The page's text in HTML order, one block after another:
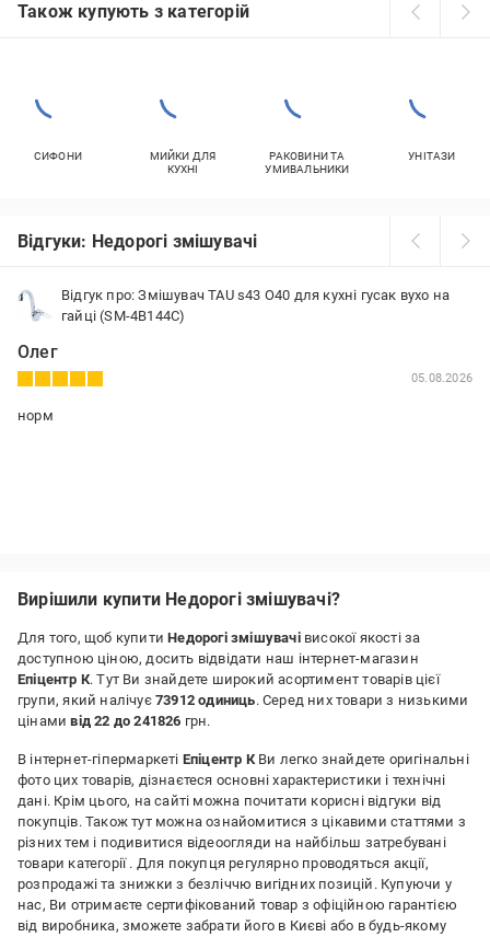
Також купують з категорій
СИФОНИ
МИЙКИ ДЛЯ
КУХНІ
РАКОВИНИ ТА
УМИВАЛЬНИКИ
УНІТАЗИ
Відгуки: Недорогі змішувачі
Відгук про: Змішувач TAU s43 O40 для кухні гусак вухо на
гайці (SM-4B144C)
Олег
05.08.2026
норм
Вирішили купити Недорогі змішувачі?
Для того, щоб купитиНедорогі змішувачівисокої якості за
доступною ціною, досить відвідати наш інтернет-магазин
Епіцентр К. Тут Ви знайдете широкий асортимент товарів цієї
групи, який налічує 73912 одиниць. Серед них товари з низькими
цінамивід 22 до 241826 грн.
В інтернет-гіпермаркеті Епіцентр КВи легко знайдете оригінальні
фото цих товарів, дізнаєтеся основні характеристики і технічні
дані. Крім цього, на сайті можна почитати корисні відгуки від
покупців. Також тут можна ознайомитися з цікавими статтями з
різних тем і подивитися відеоогляди на найбільш затребувані
товари категорії . Для покупця регулярно проводяться акції,
розпродажі та знижки з безліччю вигідних позицій. Купуючи у
нас, Ви отримаєте сертифікований товар з офіційною гарантією
від виробника, зможете забрати його в Києві або в будь-якому